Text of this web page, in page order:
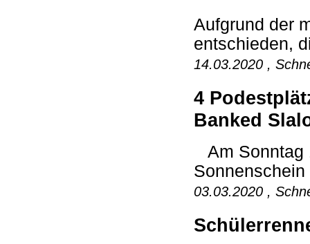
Aufgrund der
entschieden,
14.03.2020 ,
4
Banked
Am Sonntag
03.03.2020 ,